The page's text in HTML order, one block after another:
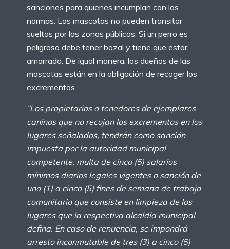
sanciones para quienes incumplan con las
normas. Las mascotas no pueden transitar
sueltas por las zonas públicas. Si un perro es
peligroso debe tener bozal y tiene que estar
amarrado. De igual manera, los dueños de las
mascotas están en la obligación de recoger los
excrementos.
“Los propietarios o tenedores de ejemplares
caninos que no recojan los excrementos en los
lugares señalados, tendrán como sanción
impuesta por la autoridad municipal
competente, multa de cinco (5) salarios
mínimos diarios legales vigentes o sanción de
uno (1) a cinco (5) fines de semana de trabajo
comunitario que consiste en limpieza de los
lugares que la respectiva alcaldía municipal
defina. En caso de renuencia, se impondrá
arresto inconmutable de tres (3) a cinco (5)